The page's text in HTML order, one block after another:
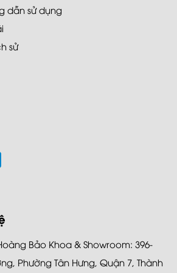
dẫn sử dụng
sử
Bảo Khoa & Showroom: 396-
Phường Tân Hưng, Quận 7, Thành